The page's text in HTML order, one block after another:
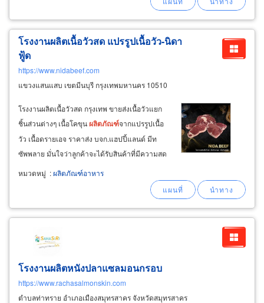
สำหรับใช้โรยหน้าอาหารและปรุงรสชาติของ
อาหาร
โรงงานผลิตเนื้อวัวสด แปรรูปเนื้อวัว-นิดา
ฟู้ด
https://www.nidabeef.com
แขวงแสนแสบ เขตมีนบุรี กรุงเทพมหานคร 10510
โรงงานผลิตเนื้อวัวสด กรุงเทพ ขายส่งเนื้อวัวแยก
ชิ้นส่วนต่างๆ เนื้อโคขุนผลิตภัณฑ์จากแปรรูปเนื้อ
วัว เนื้อดรายเอจ ราคาส่ง บจก.แฮปปี้แลนด์ มีท
ซัพพลาย มั่นใจว่าลูกค้าจะได้รับสินค้าที่มีความสด
สะอาด จัดส่งไวในราคาถูกกว่าที่อื่น
หมวดหมู่ :ผลิตภัณฑ์อาหาร
โรงงานผลิตหนังปลาแซลมอนกรอบ
https://www.rachasalmonskin.com
ตำบลท่าทราย อำเภอเมืองสมุทรสาคร จังหวัดสมุทรสาคร